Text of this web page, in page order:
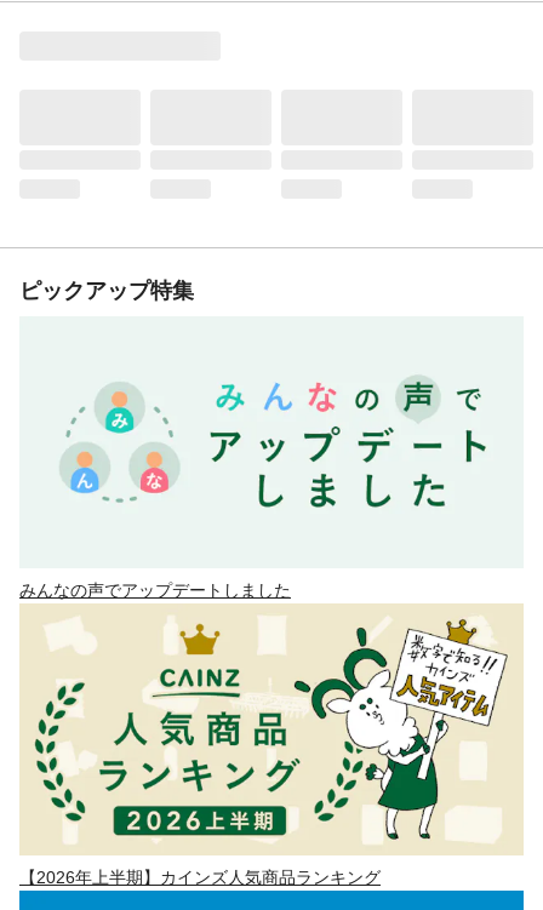
ピックアップ特集
みんなの声でアップデートしました
【2026年上半期】カインズ人気商品ランキング